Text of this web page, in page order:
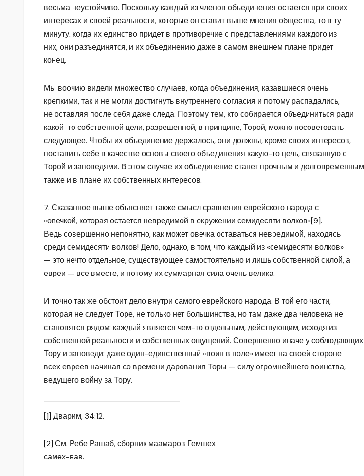
весьма неустойчиво. Поскольку каждый из членов объединения остается при своих
интересах и своей реальности, которые он ставит выше мнения общества, то в ту
минуту, когда их единство придет в противоречие с представлениями каждого из
них, они разъединятся, и их объединению даже в самом внешнем плане придет
конец.
Мы воочию видели множество случаев, когда объединения, казавшиеся очень
крепкими, так и не могли достигнуть внутреннего согласия и потому распадались,
не оставляя после себя даже следа. Поэтому тем, кто собирается объединиться ради
какой-то собственной цели, разрешенной, в принципе, Торой, можно посоветовать
следующее. Чтобы их объединение держалось, они должны, кроме своих интересов,
поставить себе в качестве основы своего объединения какую-то цель, связанную с
Торой и заповедями. В этом случае их объединение станет прочным и долговременным
также и в плане их собственных интересов.
7. Сказанное выше объясняет также смысл сравнения еврейского народа с
«овечкой, которая остается невредимой в окружении семидесяти волков»[9].
Ведь совершенно непонятно, как может овечка оставаться невредимой, находясь
среди семидесяти волков! Дело, однако, в том, что каждый из «семидесяти волков»
— это нечто отдельное, существующее самостоятельно и лишь собственной силой, а
евреи — все вместе, и потому их суммарная сила очень велика.
И точно так же обстоит дело внутри самого еврейского народа. В той его части,
которая не следует Торе, не только нет большинства, но там даже два человека не
становятся рядом: каждый является чем-то отдельным, действующим, исходя из
собственной реальности и собственных ощущений. Совершенно иначе у соблюдающих
Тору и заповеди: даже один-единственный «воин в поле» имеет на своей стороне
всех евреев начиная со времени дарования Торы — силу огромнейшего воинства,
ведущего войну за Тору.
[1] Дварим, 34:12.
[2] См. Ребе Рашаб, сборник маамаров Гемшех
самех-вав.